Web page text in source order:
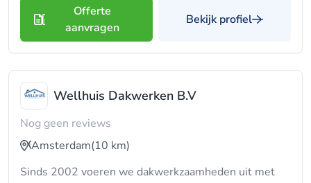
Offerte
aanvragen
Bekijk profiel
Wellhuis Dakwerken B.V
Nog geen reviews
Amsterdam(10 km)
Sinds 2002 voeren we dakwerkzaamheden uit met